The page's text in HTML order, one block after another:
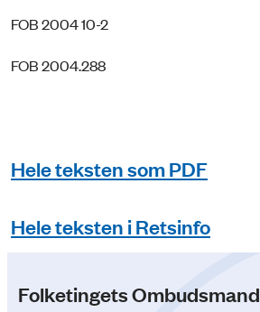
FOB 2004 10-2
FOB 2004.288
Hele teksten som PDF
Hele teksten i Retsinfo
Folketingets Ombudsmand